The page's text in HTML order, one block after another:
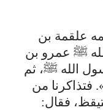
علقمة بن
ﷺ عمرو بن
الله ﷺ، ثم
فتذاكرنا من
فقال: